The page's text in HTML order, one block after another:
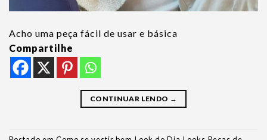
Acho uma peça fácil de usar e básica
Compartilhe
CONTINUAR LENDO →